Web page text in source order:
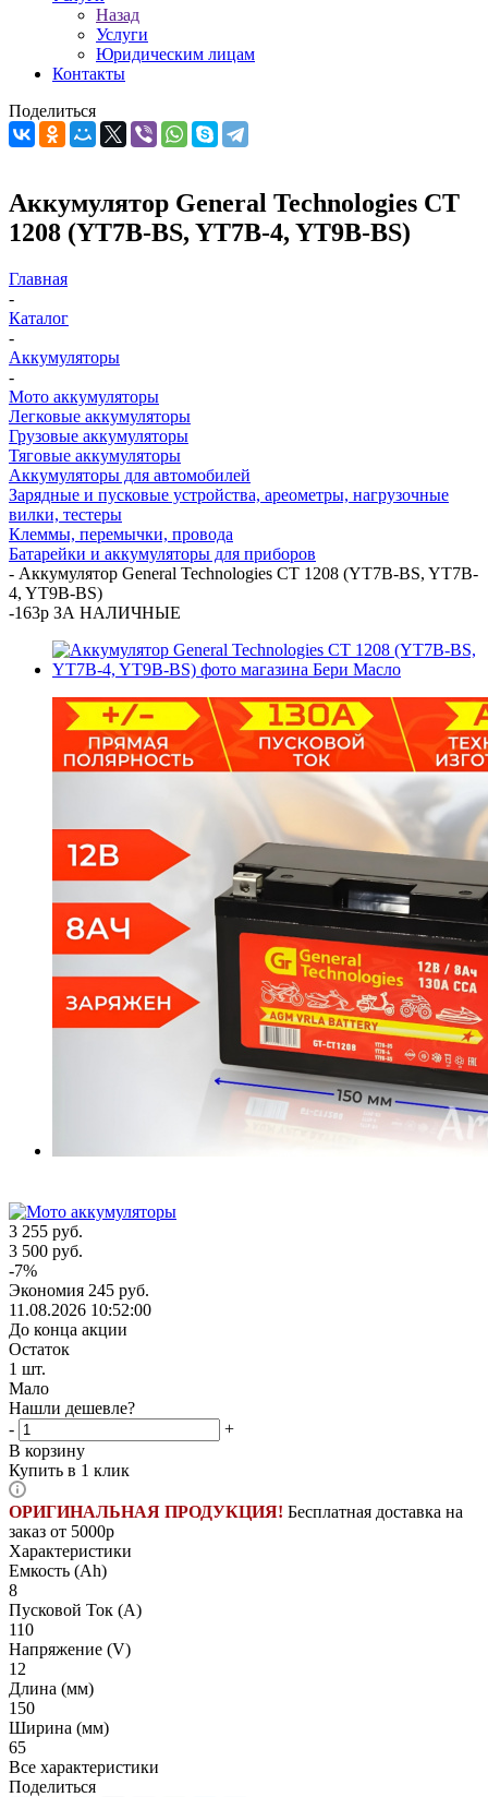
Назад
Услуги
Юридическим лицам
Контакты
Поделиться
Аккумулятор General Technologies CT
1208 (YT7B-BS, YT7B-4, YT9B-BS)
Главная
-
Каталог
-
Аккумуляторы
-
Мото аккумуляторы
Легковые аккумуляторы
Грузовые аккумуляторы
Тяговые аккумуляторы
Аккумуляторы для автомобилей
Зарядные и пусковые устройства, ареометры, нагрузочные
вилки, тестеры
Клеммы, перемычки, провода
Батарейки и аккумуляторы для приборов
- Аккумулятор General Technologies CT 1208 (YT7B-BS, YT7B-
4, YT9B-BS)
-163р ЗА НАЛИЧНЫЕ
3 255 руб.
3 500 руб.
-7%
Экономия 245 руб.
11.08.2026 10:52:00
До конца акции
Остаток
1 шт.
Мало
Нашли дешевле?
-
+
В корзину
Купить в 1 клик
ОРИГИНАЛЬНАЯ ПРОДУКЦИЯ! Бесплатная доставка на
заказ от 5000р
Характеристики
Емкость (Ah)
8
Пусковой Ток (A)
110
Напряжение (V)
12
Длина (мм)
150
Ширина (мм)
65
Все характеристики
Поделиться